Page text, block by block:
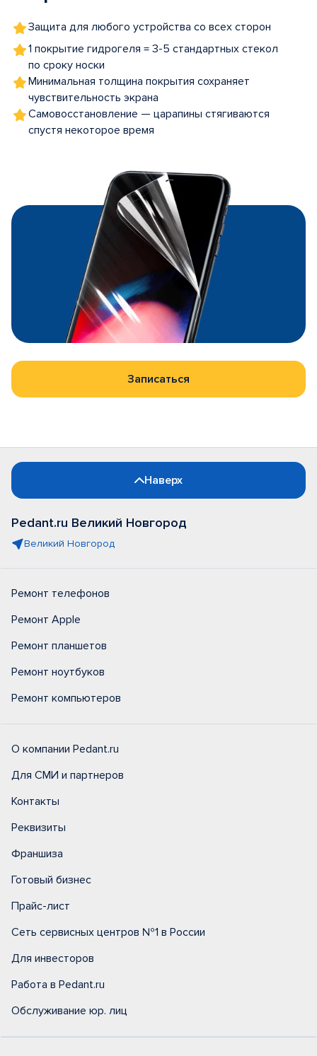
Защита для любого устройства со всех сторон
1 покрытие гидрогеля = 3-5 стандартных стекол
по сроку носки
Минимальная толщина покрытия сохраняет
чувствительность экрана
Самовосстановление — царапины стягиваются
спустя некоторое время
Записаться
Наверх
Pedant.ru Великий Новгород
Великий Новгород
Ремонт телефонов
Ремонт Apple
Ремонт планшетов
Ремонт ноутбуков
Ремонт компьютеров
О компании Pedant.ru
Для СМИ и партнеров
Контакты
Реквизиты
Франшиза
Готовый бизнес
Прайс-лист
Сеть сервисных центров №1 в России
Для инвесторов
Работа в Pedant.ru
Обслуживание юр. лиц